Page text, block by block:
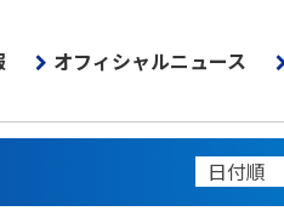
オフィシャルニュース